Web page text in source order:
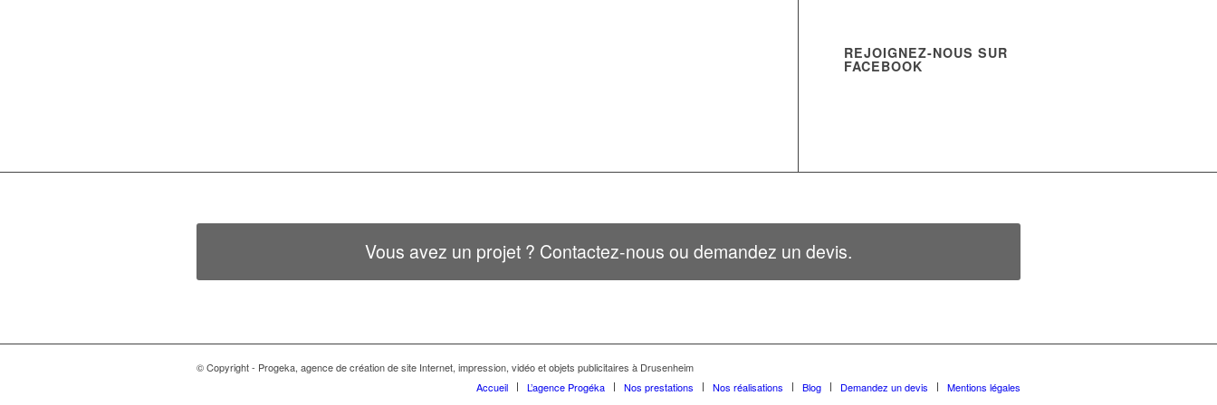
REJOIGNEZ-NOUS SUR
FACEBOOK
Vous avez un projet ? Contactez-nous ou demandez un devis.
© Copyright - Progeka, agence de création de site Internet, impression, vidéo et objets publicitaires à Drusenheim
Accueil
L’agence Progéka Nos prestations Nos réalisations Blog Demandez un devis Mentions légales